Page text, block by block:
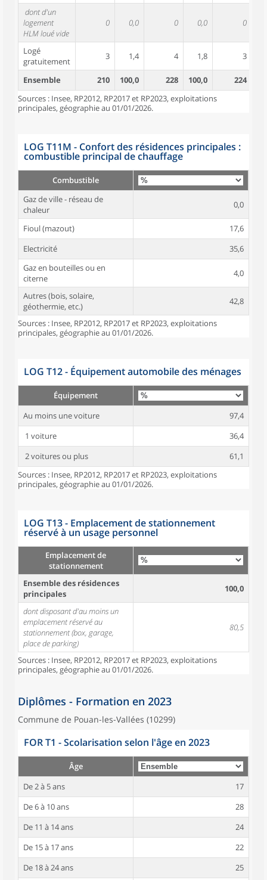
dont d'un
logement
HLM loué vide
0 0,0 0 0,0 0
Logé
gratuitement
3 1,4 4 1,8 3
Ensemble 210 100,0 228 100,0 224
Sources : Insee, RP2012, RP2017 et RP2023, exploitations
principales, géographie au 01/01/2026.
LOG T11M - Confort des résidences principales :
combustible principal de chauffage
Combustible
Gaz de ville - réseau de
chaleur
0,0
Fioul (mazout)
17,6
Electricité
35,6
Gaz en bouteilles ou en
citerne
4,0
Autres (bois, solaire,
géothermie, etc.)
42,8
Sources : Insee, RP2012, RP2017 et RP2023, exploitations
principales, géographie au 01/01/2026.
LOG T12 - Équipement automobile des ménages
Équipement
Au moins une voiture
97,4
1 voiture
36,4
2 voitures ou plus
61,1
Sources : Insee, RP2012, RP2017 et RP2023, exploitations
principales, géographie au 01/01/2026.
LOG T13 - Emplacement de stationnement
réservé à un usage personnel
Emplacement de
stationnement
Ensemble des résidences
principales
100,0
dont disposant d'au moins un
emplacement réservé au
stationnement (box, garage,
place de parking)
80,5
Sources : Insee, RP2012, RP2017 et RP2023, exploitations
principales, géographie au 01/01/2026.
Diplômes - Formation en 2023
Commune de Pouan-les-Vallées (10299)
FOR T1 - Scolarisation selon l'âge en 2023
Âge
De 2 à 5 ans
17
De 6 à 10 ans
28
De 11 à 14 ans
24
De 15 à 17 ans
22
De 18 à 24 ans
25